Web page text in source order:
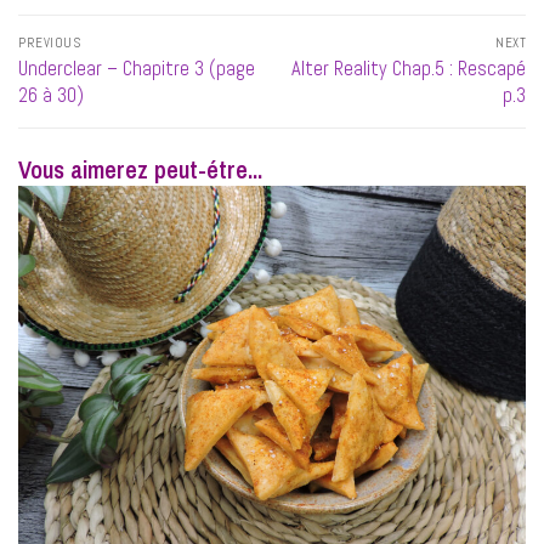
Navigation
de
l’article
PREVIOUS
Previous
post:
Underclear – Chapitre 3 (page
26 à 30)
NEXT
Next
Alter Reality Chap.5 : Rescapé
p.3
Vous aimerez peut-étre...